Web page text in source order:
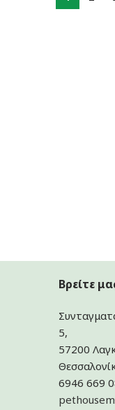
Βρείτε
5,
57200
6946 669